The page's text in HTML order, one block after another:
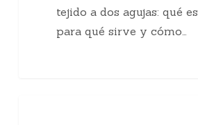
tejido a dos agujas: qué es,
para qué sirve y cómo…